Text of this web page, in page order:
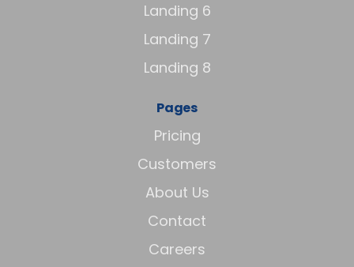
Landing 6
Landing 7
Landing 8
Pages
Pricing
Customers
About Us
Contact
Careers